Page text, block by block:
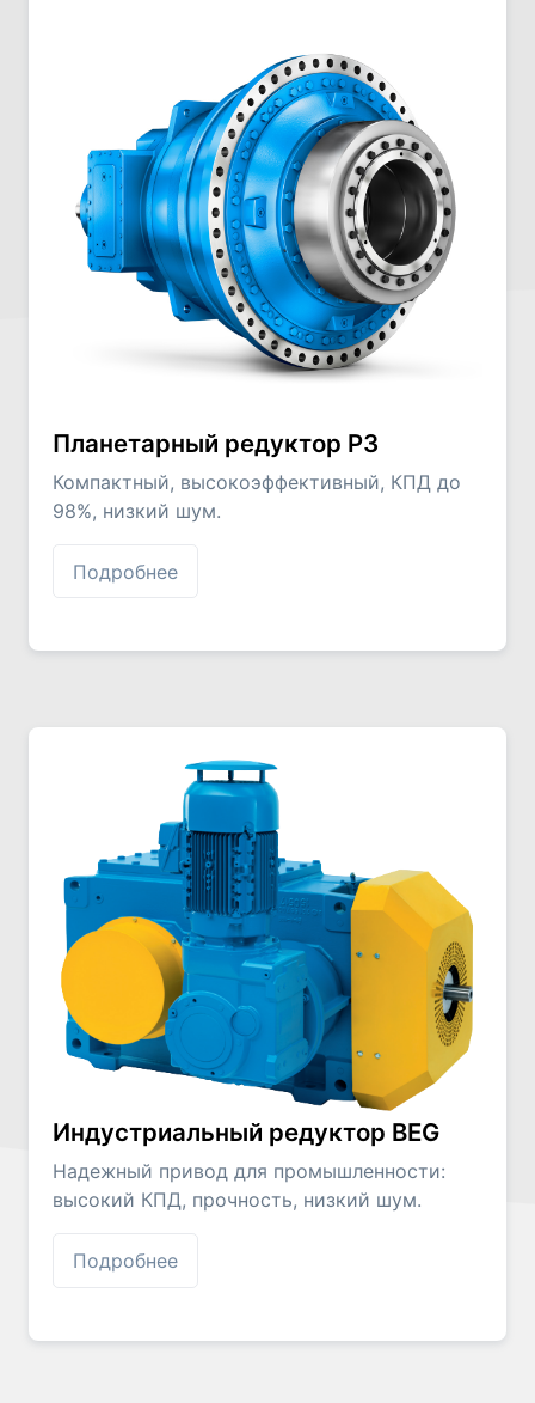
Планетарный редуктор Р3
Компактный, высокоэффективный, КПД до
98%, низкий шум.
Подробнее
Индустриальный редуктор BEG
Надежный привод для промышленности:
высокий КПД, прочность, низкий шум.
Подробнее